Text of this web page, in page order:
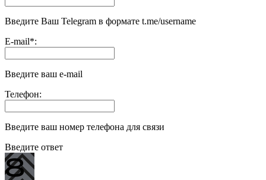
Введите Ваш Telegram в формате t.me/username
E-mail*:
Введите ваш e-mail
Телефон:
Введите ваш номер телефона для связи
Введите ответ